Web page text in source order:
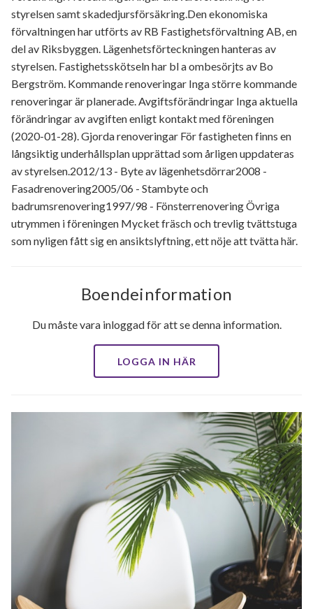
styrelsen samt skadedjursförsäkring.Den ekonomiska
förvaltningen har utförts av RB Fastighetsförvaltning AB, en
del av Riksbyggen. Lägenhetsförteckningen hanteras av
styrelsen. Fastighetsskötseln har bl a ombesörjts av Bo
Bergström. Kommande renoveringar Inga större kommande
renoveringar är planerade. Avgiftsförändringar Inga aktuella
förändringar av avgiften enligt kontakt med föreningen
(2020-01-28). Gjorda renoveringar För fastigheten finns en
långsiktig underhållsplan upprättad som årligen uppdateras
av styrelsen.2012/13 - Byte av lägenhetsdörrar2008 -
Fasadrenovering2005/06 - Stambyte och
badrumsrenovering1997/98 - Fönsterrenovering Övriga
utrymmen i föreningen Mycket fräsch och trevlig tvättstuga
som nyligen fått sig en ansiktslyftning, ett nöje att tvätta här.
Boendeinformation
Du måste vara inloggad för att se denna information.
LOGGA IN HÄR